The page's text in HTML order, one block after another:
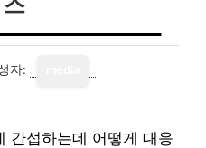
자:
간섭하는데 어떻게 대응